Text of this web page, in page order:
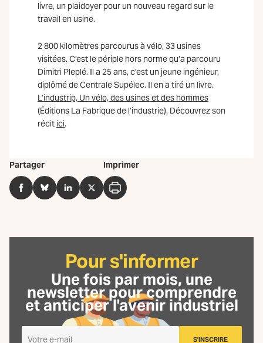
livre, un plaidoyer pour un nouveau regard sur le
travail en usine.
2 800 kilomètres parcourus à vélo, 33 usines
visitées. C’est le périple hors norme qu’a parcouru
Dimitri Pleplé. Il a 25 ans, c’est un jeune ingénieur,
diplômé de Centrale Supélec. Il en a tiré un livre.
L’industrip, Un vélo, des usines et des hommes
(Éditions La Fabrique de l’industrie). Découvrez son
récit ici.
Partager
FacebookBlueSkyLinkedInTwitter
Imprimer
Imprimer
Pour s'informer
Une fois par mois, une
newsletterpour comprendre
et anticiper l'avenir industriel
S'INSCRIRE